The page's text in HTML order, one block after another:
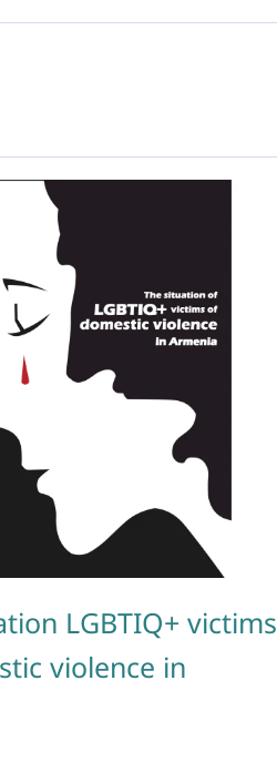
LGBTIQ+ victims
violence in